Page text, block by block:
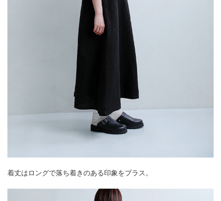
着丈はロングで落ち着きのある印象をプラス。